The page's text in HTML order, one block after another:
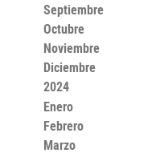
Septiembre
Octubre
Noviembre
Diciembre
2024
Enero
Febrero
Marzo